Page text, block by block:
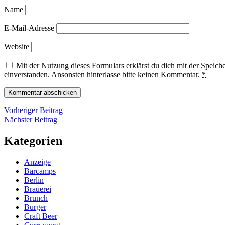
Name
E-Mail-Adresse
Website
Mit der Nutzung dieses Formulars erklärst du dich mit der
einverstanden. Ansonsten hinterlasse bitte keinen Kommentar. *
Beitragsnavigation
Vorheriger BeitragVorheriger
Nächster BeitragNächster
Kategorien
Anzeige
Barcamps
Berlin
Brauerei
Brunch
Burger
Craft Beer